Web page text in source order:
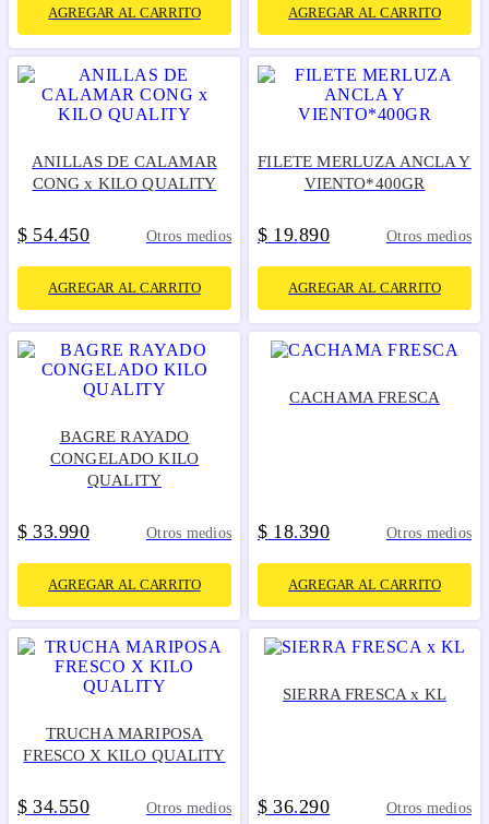
AGREGAR AL CARRITO AGREGAR AL CARRITO
ANILLAS DE CALAMAR
CONG x KILO QUALITY
$ 54.450 Otros medios
AGREGAR AL CARRITO
FILETE MERLUZA ANCLA Y
VIENTO*400GR
$ 19.890 Otros medios
AGREGAR AL CARRITO
BAGRE RAYADO
CONGELADO KILO
QUALITY
$ 33.990 Otros medios
AGREGAR AL CARRITO
CACHAMA FRESCA
$ 18.390 Otros medios
AGREGAR AL CARRITO
TRUCHA MARIPOSA
FRESCO X KILO QUALITY
$ 34.550 Otros medios
SIERRA FRESCA x KL
$ 36.290 Otros medios